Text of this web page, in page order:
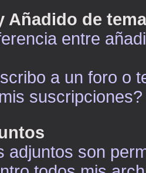
Añadido de
entre
a un foro o
suscripciones?
adjuntos son